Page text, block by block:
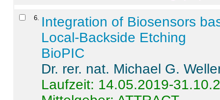
6
Integration of Biosensors
Local-Backside Etching
BioPIC
Dr. rer. nat. Michael G.
Laufzeit: 14.05.2019-